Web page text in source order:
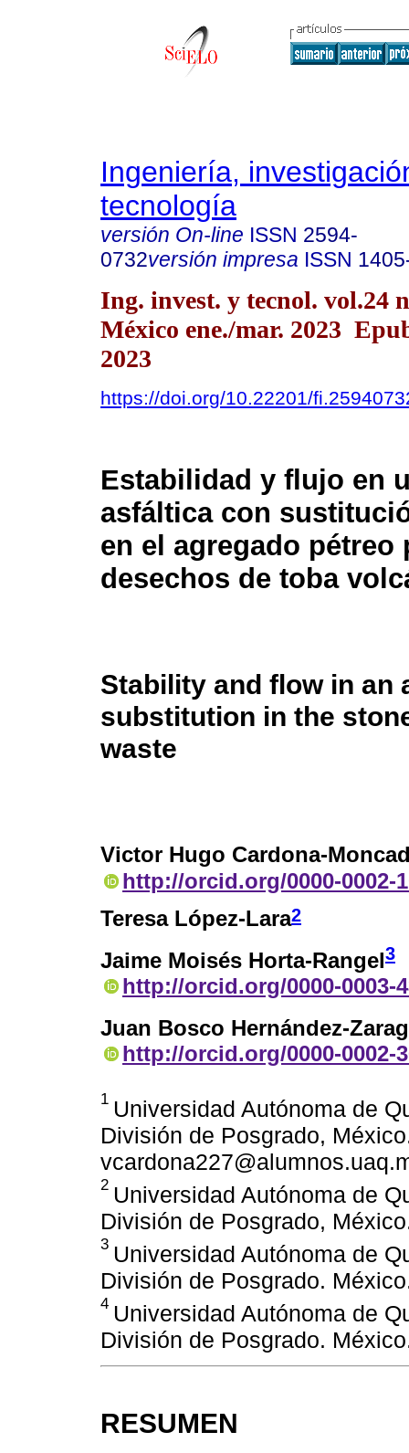
Ingeniería,
tecnología
versión On-line ISSN 2594-
0732versión impresa ISSN
Ing. invest. y tecnol. vol.24
México ene./mar. 2023
2023
https://doi.org/10.22201/
Estabilidad y flujo en
asfáltica con
en el agregado pétreo
desechos de toba
Stability and flow in an
substitution in the
waste
Victor Hugo Cardona-
http://orcid.org/0000-0002-
Teresa López-Lara2
Jaime Moisés Horta-Rangel3
http://orcid.org/0000-0003-
Juan Bosco Hernández-
http://orcid.org/0000-0002-
1 Universidad Autónoma de
División de Posgrado,
2 Universidad Autónoma de
División de Posgrado,
3 Universidad Autónoma de
División de Posgrado.
4 Universidad Autónoma de
División de Posgrado.
RESUMEN